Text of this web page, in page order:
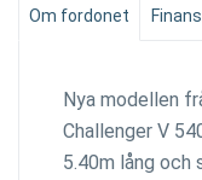
Om fordonet
Nya modellen
Challenger V
5.40m lång och